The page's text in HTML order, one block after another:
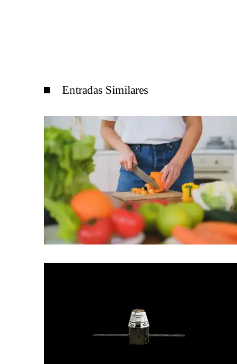
Entradas Similares